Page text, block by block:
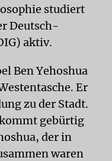
studiert
Deutsch-
aktiv.
Ben Yehoshua
Er
zu der Stadt.
gebürtig
der in
waren